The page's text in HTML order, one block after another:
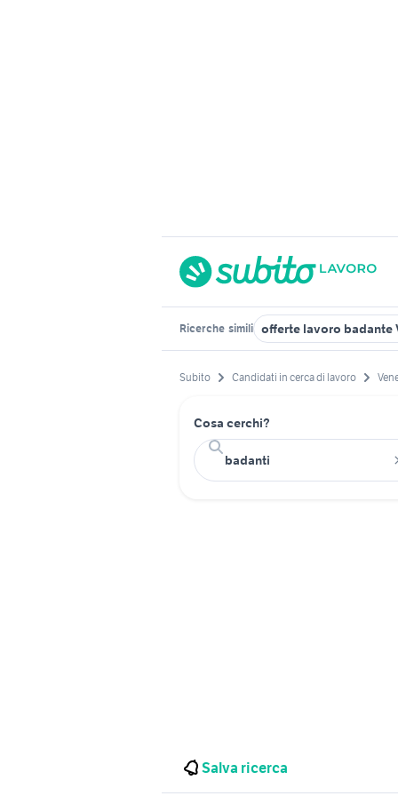
Ricerche simili offerte lavoro badante
Subito Candidati in cerca di lavoro
Cosa cerchi?
Salva ricerca